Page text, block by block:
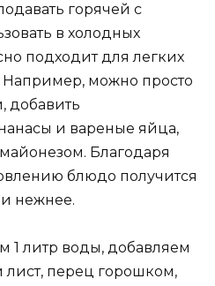
горячей с
в холодных
подходит для легких
Например, можно просто
добавить
и вареные яйца,
Благодаря
блюдо получится
нежнее.
1 литр воды, добавляем
лист, перец горошком,